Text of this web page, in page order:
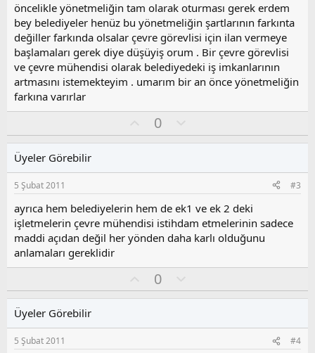
öncelikle yönetmeliğin tam olarak oturması gerek erdem
bey belediyeler henüz bu yönetmeliğin şartlarının farkınta
değiller farkında olsalar çevre görevlisi için ilan vermeye
başlamaları gerek diye düşüyiş orum . Bir çevre görevlisi
ve çevre mühendisi olarak belediyedeki iş imkanlarının
artmasını istemekteyim . umarım bir an önce yönetmeliğin
farkına varırlar
y
0
l
s
u
z
o
y
a
Üyeler Görebilir
5 Şubat 2011 #3
ayrıca hem belediyelerin hem de ek1 ve ek 2 deki
işletmelerin çevre mühendisi istihdam etmelerinin sadece
maddi açıdan değil her yönden daha karlı olduğunu
anlamaları gereklidir
y
0
l
s
u
Üyeler Görebilir
5 Şubat 2011 #4